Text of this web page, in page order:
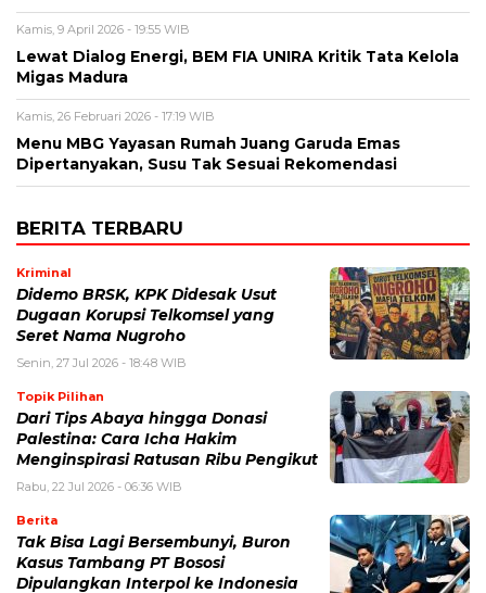
Kamis, 9 April 2026 - 19:55 WIB
Lewat Dialog Energi, BEM FIA UNIRA Kritik Tata Kelola
Migas Madura
Kamis, 26 Februari 2026 - 17:19 WIB
Menu MBG Yayasan Rumah Juang Garuda Emas
Dipertanyakan, Susu Tak Sesuai Rekomendasi
BERITA TERBARU
Kriminal
Didemo BRSK, KPK Didesak Usut
Dugaan Korupsi Telkomsel yang
Seret Nama Nugroho
Senin, 27 Jul 2026 - 18:48 WIB
Topik Pilihan
Dari Tips Abaya hingga Donasi
Palestina: Cara Icha Hakim
Menginspirasi Ratusan Ribu Pengikut
Rabu, 22 Jul 2026 - 06:36 WIB
Berita
Tak Bisa Lagi Bersembunyi, Buron
Kasus Tambang PT Bososi
Dipulangkan Interpol ke Indonesia